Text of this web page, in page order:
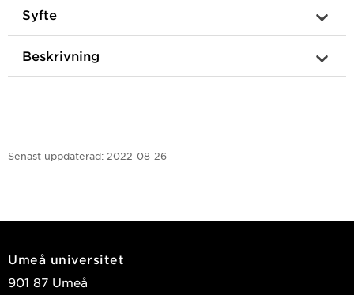
Syfte
Beskrivning
Senast uppdaterad: 2022-08-26
Umeå universitet
901 87 Umeå